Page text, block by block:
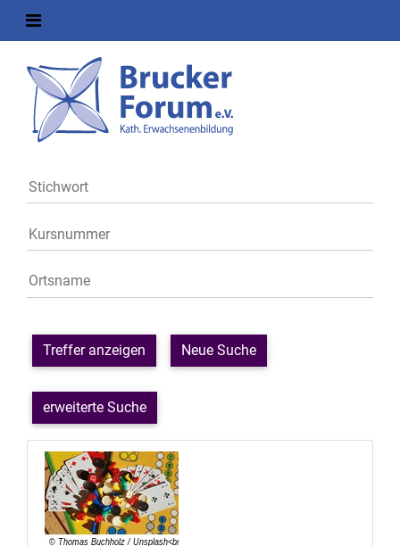
Treffer anzeigen Neue Suche
erweiterte Suche